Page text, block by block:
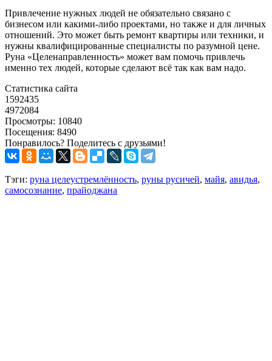
Привлечение нужных людей не обязательно связано с
бизнесом или какими-либо проектами, но также и для личных
отношений. Это может быть ремонт квартиры или техники, и
нужны квалифицированные специалисты по разумной цене.
Руна «Целенаправленность» может вам помочь привлечь
именно тех людей, которые сделают всё так как вам надо.
Статистика сайта
1592435
4972084
Просмотры: 10840
Посещения: 8490
Понравилось? Поделитесь с друзьями!
Тэги: руна целеустремлённость, руны русичей, майя, авидья,
самосознание, прайоджана